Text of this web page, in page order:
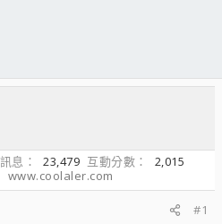
訊息 23,479 互動分數
2,015
www.coolaler.com
#1